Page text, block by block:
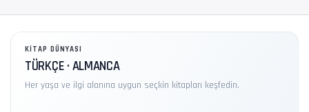
KITAP DÜNYASI
TÜRKÇE · ALMANCA
Her yaşa ve ilgi alanına uygun seçkin kitapları keşfedin.